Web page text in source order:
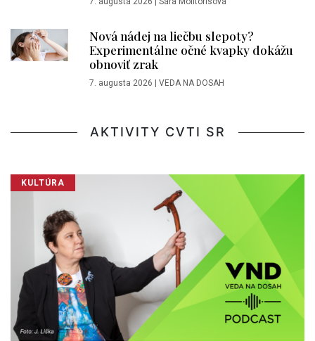
Nová nádej na liečbu slepoty?
Experimentálne očné kvapky dokážu
obnoviť zrak
7. augusta 2026 | VEDA NA DOSAH
AKTIVITY CVTI SR
KULTÚRA